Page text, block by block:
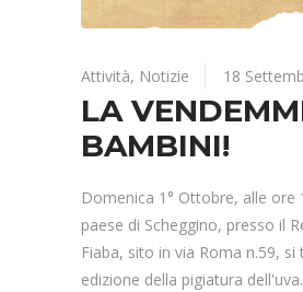
Attività, Notizie 18
LA
BAMBINI!
Domenica 1° Ottobre, alle ore
paese di Scheggino, presso il
Fiaba, sito in via Roma n.59, si
edizione della pigiatura